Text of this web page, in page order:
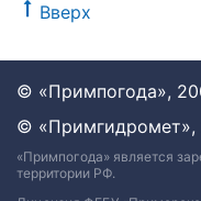
Вверх
© «Примпогода»,
© «Примгидромет»,
«Примпогода» является
территории РФ.